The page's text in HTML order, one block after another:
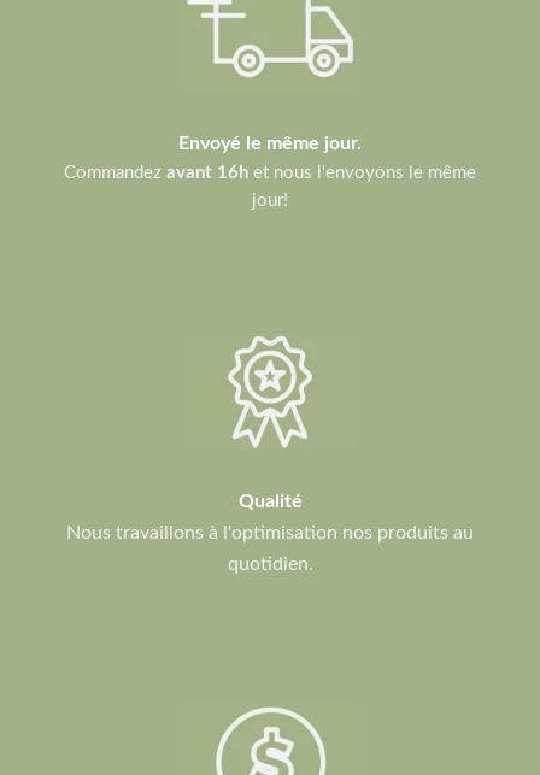
Envoyé le même jour.
Commandez avant 16h et nous l'envoyons le même
jour!
Qualité
Nous travaillons à l'optimisation nos produits au
quotidien.